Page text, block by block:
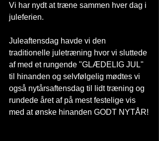
Vi har nydt at træne sammen hver dag i
juleferien.
Juleaftensdag havde vi den
traditionelle juletræning hvor vi sluttede
af med et rungende "GLÆDELIG JUL"
til hinanden og selvfølgelig mødtes vi
også nytårsaftensdag til lidt træning og
rundede året af på mest festelige vis
med at ønske hinanden GODT NYTÅR!